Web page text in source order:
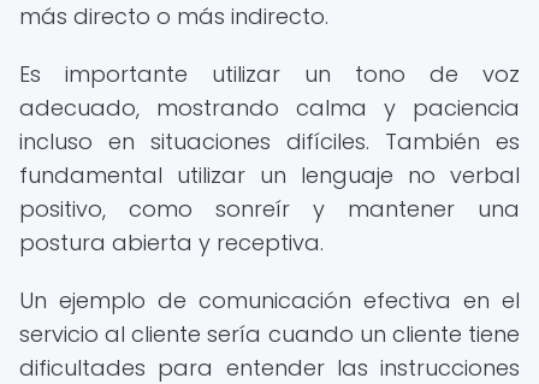
más directo o más indirecto.
Es importante utilizar un tono de voz
adecuado, mostrando calma y paciencia
incluso en situaciones difíciles. También es
fundamental utilizar un lenguaje no verbal
positivo, como sonreír y mantener una
postura abierta y receptiva.
Un ejemplo de comunicación efectiva en el
servicio al cliente sería cuando un cliente tiene
dificultades para entender las instrucciones